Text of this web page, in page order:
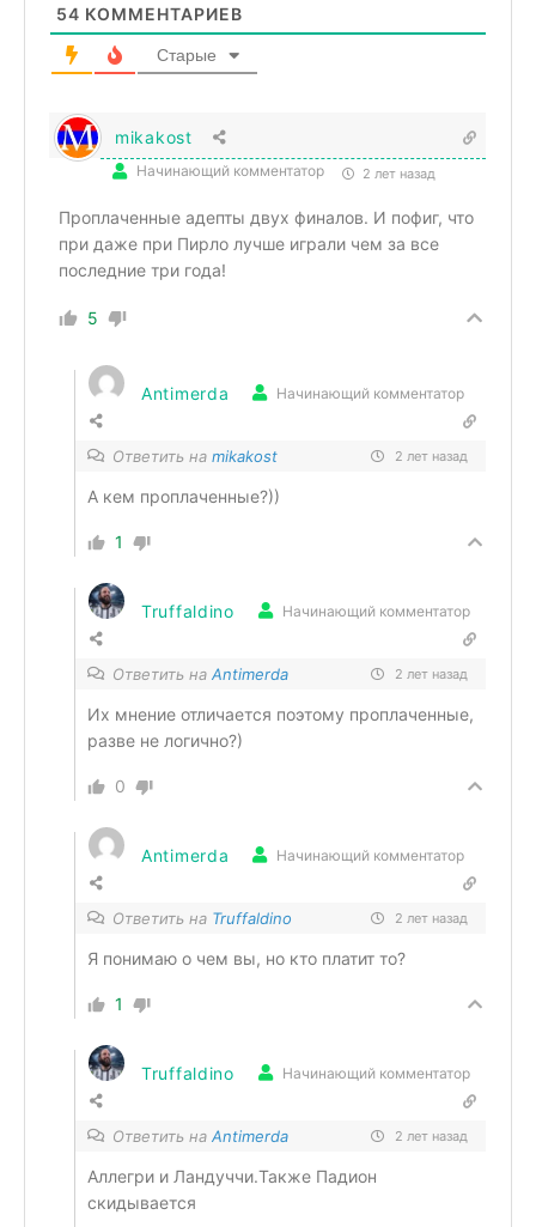
54 КОММЕНТАРИЕВ
Старые
mikakost
Начинающий комментатор 2 лет назад
Проплаченные адепты двух финалов. И пофиг, что
при даже при Пирло лучше играли чем за все
последние три года!
5
Antimerda Начинающий комментатор
Ответить на mikakost 2 лет назад
А кем проплаченные?))
1
Truffaldino Начинающий комментатор
Ответить на Antimerda 2 лет назад
Их мнение отличается поэтому проплаченные,
разве не логично?)
0
Antimerda Начинающий комментатор
Ответить на Truffaldino 2 лет назад
Я понимаю о чем вы, но кто платит то?
1
Truffaldino Начинающий комментатор
Ответить на Antimerda 2 лет назад
Аллегри и Ландуччи.Также Падион
скидывается